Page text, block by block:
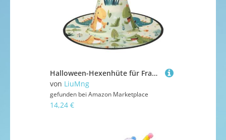
Halloween-Hexenhüte für Frauen – 2 Stück, niedlicher kleiner Baby-Dinosaurier-Druck, Zauberer-Kostüm, Mütze, für Urlaub, Party, Zubehör, Kopfbedeckung
von LiuMng
gefunden bei Amazon Marketplace
14,24 €